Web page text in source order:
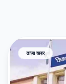
ताज़ा खब़र